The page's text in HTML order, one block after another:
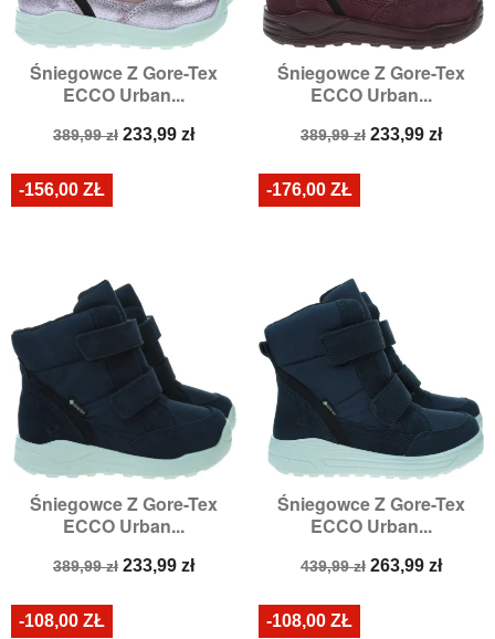
Śniegowce Z Gore-Tex
ECCO Urban...
Cena
389,99 zł Cena
233,99 zł
Śniegowce Z Gore-Tex
ECCO Urban...
Cena
389,99 zł Cena
233,99 zł
Śniegowce Z Gore-Tex
ECCO Urban...
Cena
389,99 zł Cena
233,99 zł
-156,00 ZŁ
Śniegowce Z Gore-Tex
ECCO Urban...
Cena
439,99 zł Cena
263,99 zł
-176,00 ZŁ
-108,00 ZŁ -108,00 ZŁ